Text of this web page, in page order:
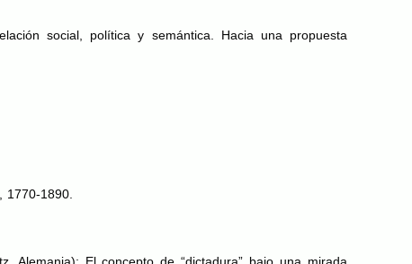
social, política y semántica. Hacia una propuesta
1770-1890.
Alemania): El concepto de “dictadura” bajo una mirada